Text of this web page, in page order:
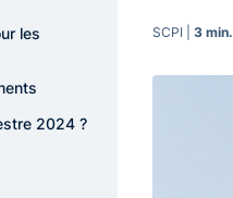
les
2024 ?
SCPI | 3